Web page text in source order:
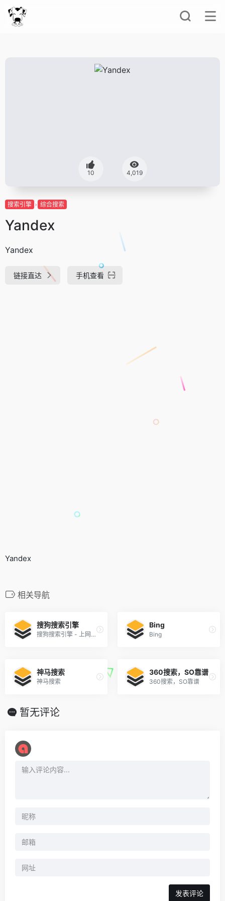
10 4,019
搜索引擎 综合搜索
Yandex
Yandex
链接直达 手机查看
Yandex
相关导航
搜狗搜索引擎
搜狗搜索引擎 - 上网从搜狗开始
Bing
Bing
神马搜索
神马搜索
360搜索，SO靠谱
360搜索，SO靠谱
暂无评论